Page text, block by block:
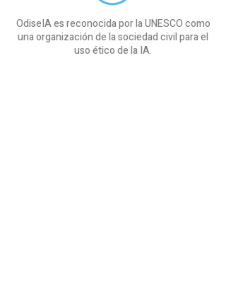
OdiseIA es reconocida por la UNESCO como
una organización de la sociedad civil para el
uso ético de la IA.